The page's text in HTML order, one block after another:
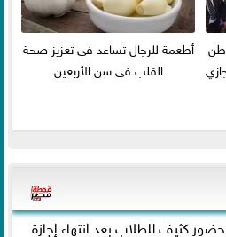
أطعمة للرجال تساعد فى تعزيز صحة
القلب فى سن الأربعين
حضور كثيف للطلاب بعد انتهاء إجازة